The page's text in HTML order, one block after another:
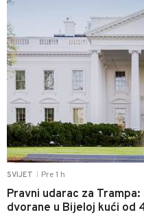
SVIJET Pre 1 h
Pravni udarac za
dvorane u Bijeloj kući od